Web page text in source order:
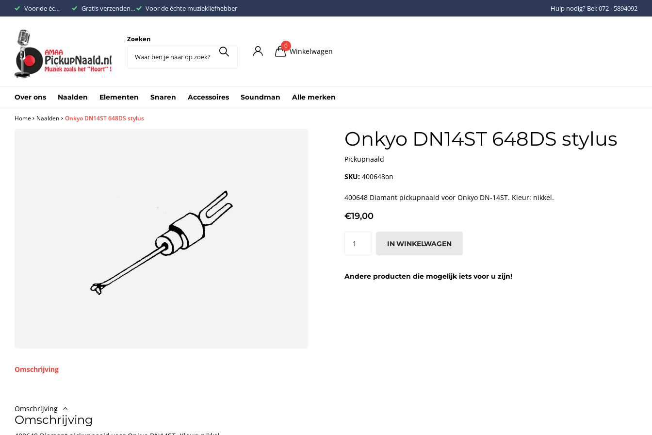
Voor de échte muziekliefhebber Gratis verzenden binnen Nederland vanaf €200,- Voor de échte muziekliefhebber Gratis verzenden binnen
Hulp nodig? Bel: 072 - 5894092
Zoeken
0
Winkelwagen
Over ons Naalden Elementen Snaren Accessoires Soundman Alle merken
Home Naalden Onkyo DN14ST 648DS stylus
Omschrijving
Omschrijving
Omschrijving
Onkyo DN14ST 648DS stylus
Pickupnaald
SKU:400648on
400648 Diamant pickupnaald voor Onkyo DN-14ST. Kleur: nikkel.
€19,00
IN WINKELWAGEN
Andere producten die mogelijk iets voor u zijn!